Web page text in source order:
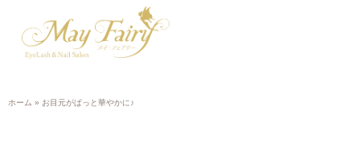
ホーム » お目元がぱっと華やかに♪